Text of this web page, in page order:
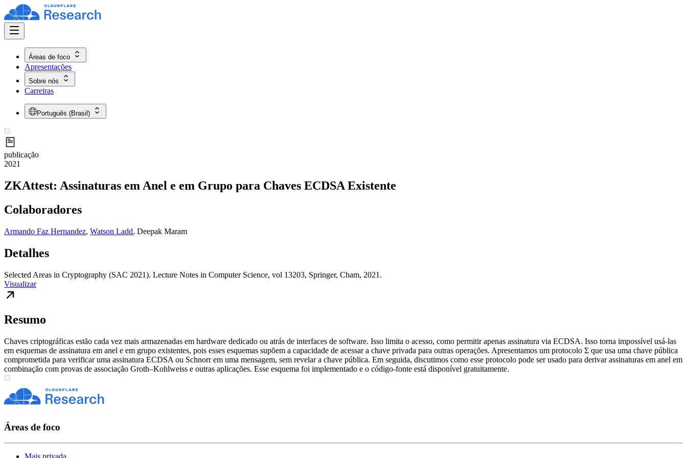
Áreas de foco
Apresentações
Sobre nós
Carreiras
Português (Brasil)
publicação
2021
ZKAttest: Assinaturas em Anel e em Grupo para Chaves ECDSA Existente
Colaboradores
Armando Faz Hernandez, Watson Ladd, Deepak Maram
Detalhes
Selected Areas in Cryptography (SAC 2021). Lecture Notes in Computer Science, vol 13203, Springer, Cham, 2021.
Visualizar
Resumo
Chaves criptográficas estão cada vez mais armazenadas em hardware dedicado ou atrás de interfaces de software. Isso limita o acesso, como permitir apenas assinatura via ECDSA. Isso torna impossível usá-las
em esquemas de assinatura em anel e em grupo existentes, pois esses esquemas supõem a capacidade de acessar a chave privada para outras operações. Apresentamos um protocolo Σ que usa uma chave pública
comprometida para verificar uma assinatura ECDSA ou Schnorr em uma mensagem, sem revelar a chave pública. Em seguida, discutimos como esse protocolo pode ser usado para derivar assinaturas em anel em
combinação com provas de associação Groth–Kohlweiss e outras aplicações. Esse esquema foi implementado e o código-fonte está disponível gratuitamente.
Áreas de foco
Mais privada